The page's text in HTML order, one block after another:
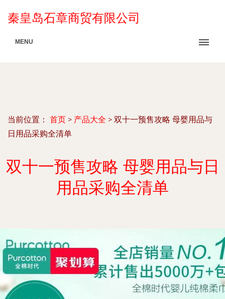
秦皇岛石章商贸有限公司
MENU
当前位置： 首页 > 产品大全 > 双十一预售攻略 母婴用品与
日用品采购全清单
双十一预售攻略 母婴用品与日
用品采购全清单